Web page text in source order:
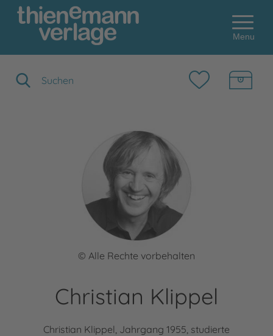
Menu
© Alle Rechte vorbehalten
Christian Klippel
Christian Klippel, Jahrgang 1955, studierte